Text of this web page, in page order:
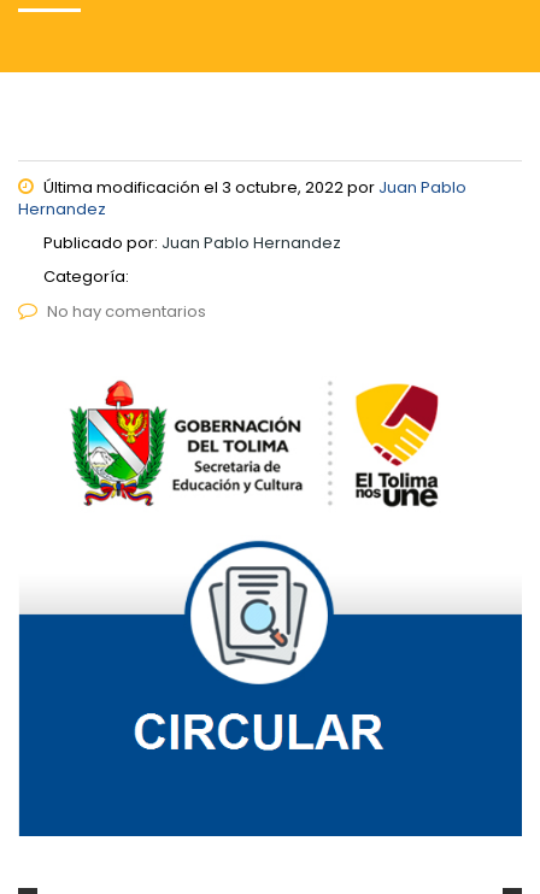
Última modificación el 3 octubre, 2022 por Juan Pablo
Hernandez
Publicado por: Juan Pablo Hernandez
Categoría:
No hay comentarios